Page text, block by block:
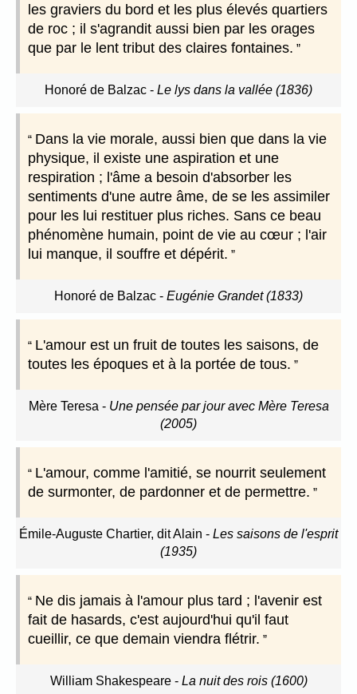
les graviers du bord et les plus élevés quartiers
de roc ; il s'agrandit aussi bien par les orages
que par le lent tribut des claires fontaines.
Honoré de Balzac - Le lys dans la vallée (1836)
Dans la vie morale, aussi bien que dans la vie
physique, il existe une aspiration et une
respiration ; l'âme a besoin d'absorber les
sentiments d'une autre âme, de se les assimiler
pour les lui restituer plus riches. Sans ce beau
phénomène humain, point de vie au cœur ; l'air
lui manque, il souffre et dépérit.
Honoré de Balzac - Eugénie Grandet (1833)
L'amour est un fruit de toutes les saisons, de
toutes les époques et à la portée de tous.
Mère Teresa - Une pensée par jour avec Mère Teresa
(2005)
L'amour, comme l'amitié, se nourrit seulement
de surmonter, de pardonner et de permettre.
Émile-Auguste Chartier, dit Alain - Les saisons de l'esprit
(1935)
Ne dis jamais à l'amour plus tard ; l'avenir est
fait de hasards, c'est aujourd'hui qu'il faut
cueillir, ce que demain viendra flétrir.
William Shakespeare- La nuit des rois (1600)